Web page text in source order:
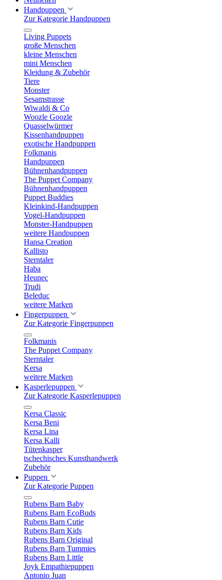
Handpuppen
Zur Kategorie Handpuppen
Living Puppets
große Menschen
kleine Menschen
mini Menschen
Kleidung & Zubehör
Tiere
Monster
Sesamstrasse
Wiwaldi & Co
Woozle Goozle
Quasselwürmer
Kissenhandpuppen
exotische Handpuppen
Folkmanis
Handpuppen
Bühnenhandpuppen
The Puppet Company
Bühnenhandpuppen
Puppet Buddies
Kleinkind-Handpuppen
Vogel-Handpuppen
Monster-Handpuppen
weitere Handpuppen
Hansa Creation
Kallisto
Sterntaler
Haba
Heunec
Trudi
Beleduc
weitere Marken
Fingerpuppen
Zur Kategorie Fingerpuppen
Folkmanis
The Puppet Company
Sterntaler
Kersa
weitere Marken
Kasperlepuppen
Zur Kategorie Kasperlepuppen
Kersa Classic
Kersa Beni
Kersa Lina
Kersa Kalli
Tütenkasper
tschechisches Kunsthandwerk
Zubehör
Puppen
Zur Kategorie Puppen
Rubens Barn Baby
Rubens Barn EcoBuds
Rubens Barn Cutie
Rubens Barn Kids
Rubens Barn Original
Rubens Barn Tummies
Rubens Barn Little
Joyk Empathiepuppen
Antonio Juan